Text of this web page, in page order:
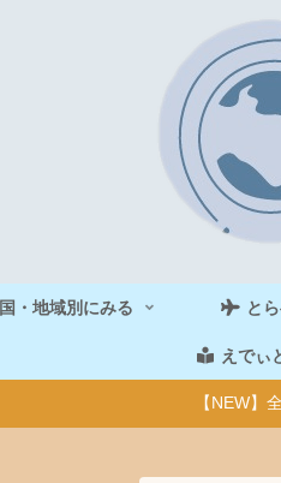
国・地域別にみる と
えでぃ
【NEW】